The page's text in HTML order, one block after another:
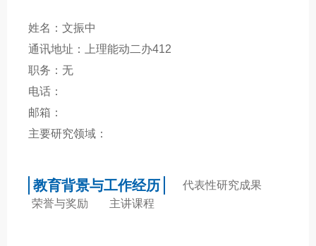
姓名：文振中
通讯地址：上理能动二办412
职务：无
电话：
邮箱：
主要研究领域：
教育背景与工作经历
代表性研究成果
荣誉与奖励
主讲课程